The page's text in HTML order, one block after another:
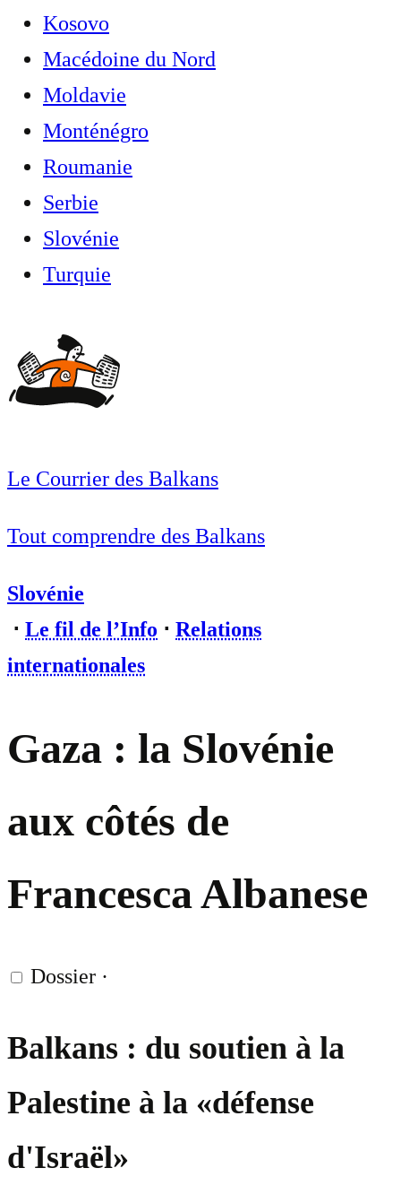
Kosovo
Macédoine du Nord
Moldavie
Monténégro
Roumanie
Serbie
Slovénie
Turquie
Le Courrier des Balkans
Tout comprendre des Balkans
Slovénie
⋅ Le fil de l’Info ⋅ Relations
internationales
Gaza : la Slovénie
aux côtés de
Francesca Albanese
Dossier ·
Balkans : du soutien à la
Palestine à la «défense
d'Israël»